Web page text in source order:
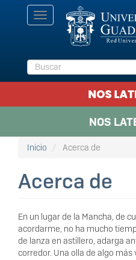
Toggle
navigation
Buscar
NOS
Inicio Acerca de
Acerca de
En un lugar de la Mancha, de
acordarme, no ha mucho
de lanza en astillero, adarga
corredor. Una olla de algo